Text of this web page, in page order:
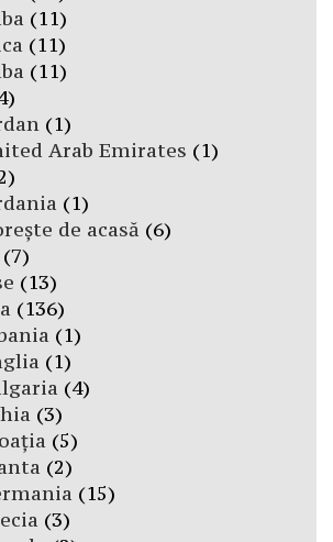
(11)
(11)
(11)
(1)
Arab Emirates (1)
(1)
de acasă (6)
(7)
(13)
(136)
(1)
(1)
(4)
(3)
(5)
(2)
(15)
(3)